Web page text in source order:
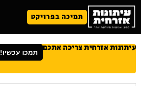
תמיכה בפרויקט
עיתונות אזרחית צריכה אתכם תמכו עכשיו!